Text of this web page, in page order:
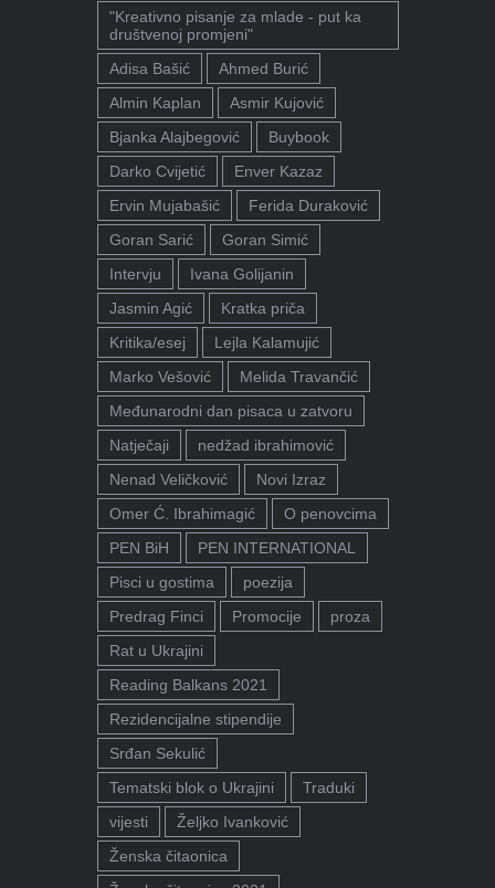
"Kreativno pisanje za mlade - put ka
društvenoj promjeni"
Adisa Bašić
Ahmed Burić
Almin Kaplan
Asmir Kujović
Bjanka Alajbegović
Buybook
Darko Cvijetić
Enver Kazaz
Ervin Mujabašić
Ferida Duraković
Goran Sarić
Goran Simić
Intervju
Ivana Golijanin
Jasmin Agić
Kratka priča
Kritika/esej
Lejla Kalamujić
Marko Vešović
Melida Travančić
Međunarodni dan pisaca u zatvoru
Natječaji
nedžad ibrahimović
Nenad Veličković
Novi Izraz
Omer Ć. Ibrahimagić
O penovcima
PEN BiH
PEN INTERNATIONAL
Pisci u gostima
poezija
Predrag Finci
Promocije
proza
Rat u Ukrajini
Reading Balkans 2021
Rezidencijalne stipendije
Srđan Sekulić
Tematski blok o Ukrajini
Traduki
vijesti
Željko Ivanković
Ženska čitaonica